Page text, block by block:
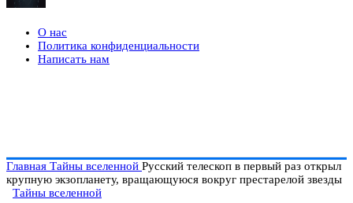
О нас
Политика конфиденциальности
Написать нам
Главная Тайны вселенной Русский телескоп в первый раз открыл
крупную экзопланету, вращающуюся вокруг престарелой звезды
Тайны вселенной